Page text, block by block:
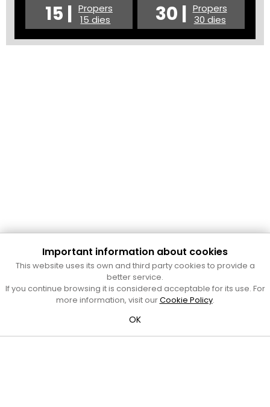
15 | Propers
15 dies
30 | Propers
30 dies
Cultura Mataró
Ajuntament de Mataró
C. de Sant Josep, 9 (Mataró, 08302)
Horari d'obertura: dilluns, dimecres i divendres de 10 a 13 h.
al telèfon al 93 758 23 61
Bústia ciutadana
Important information about cookies
This website uses its own and third party cookies to provide a
better service.
If you continue browsing it is considered acceptable for its use. For
more information, visit ourCookie Policy.
OK